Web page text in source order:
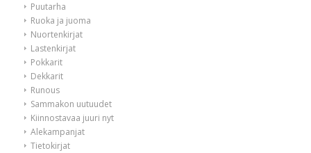
Puutarha
Ruoka ja juoma
Nuortenkirjat
Lastenkirjat
Pokkarit
Dekkarit
Runous
Sammakon uutuudet
Kiinnostavaa juuri nyt
Alekampanjat
Tietokirjat